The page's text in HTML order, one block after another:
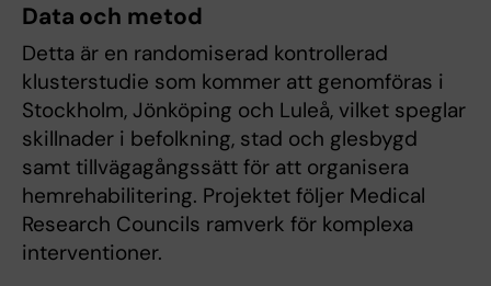
Data och metod
Detta är en randomiserad kontrollerad
klusterstudie som kommer att genomföras i
Stockholm, Jönköping och Luleå, vilket speglar
skillnader i befolkning, stad och glesbygd
samt tillvägagångssätt för att organisera
hemrehabilitering. Projektet följer Medical
Research Councils ramverk för komplexa
interventioner.